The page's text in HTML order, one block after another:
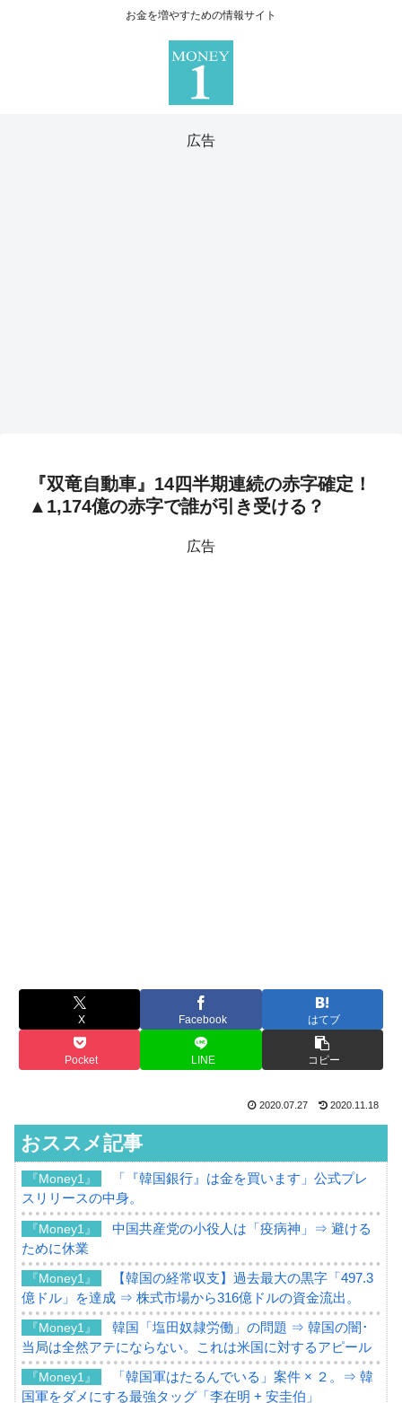
お金を増やすための情報サイト
広告
『双竜自動車』14四半期連続の赤字確定！
▲1,174億の赤字で誰が引き受ける？
広告
X Facebook はてブ
Pocket LINE コピー
2020.07.27 2020.11.18
おススメ記事
『Money1』
「『韓国銀行』は金を買います」公式プレ
スリリースの中身。
『Money1』
中国共産党の小役人は「疫病神」⇒ 避ける
ために休業
『Money1』
【韓国の経常収支】過去最大の黒字「497.3
億ドル」を達成 ⇒ 株式市場から316億ドルの資金流出。
『Money1』
韓国「塩田奴隷労働」の問題 ⇒ 韓国の闇･
当局は全然アテにならない。これは米国に対するアピール
『Money1』
「韓国軍はたるんでいる」案件 × ２。⇒ 韓
国軍をダメにする最強タッグ「李在明 + 安圭伯」